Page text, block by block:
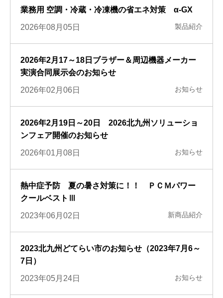
業務用 空調・冷蔵・冷凍機の省エネ対策 α-GX
2026年08月05日 製品紹介
2026年2月17～18日ブラザー＆周辺機器メーカー
実演合同展示会のお知らせ
2026年02月06日 お知らせ
2026年2月19日～20日 2026北九州ソリューショ
ンフェア開催のお知らせ
2026年01月08日 お知らせ
熱中症予防 夏の暑さ対策に！！ ＰＣＭパワー
クールベストⅢ
2023年06月02日 新商品紹介
2023北九州どてらい市のお知らせ（2023年7月6～
7日）
2023年05月24日 お知らせ